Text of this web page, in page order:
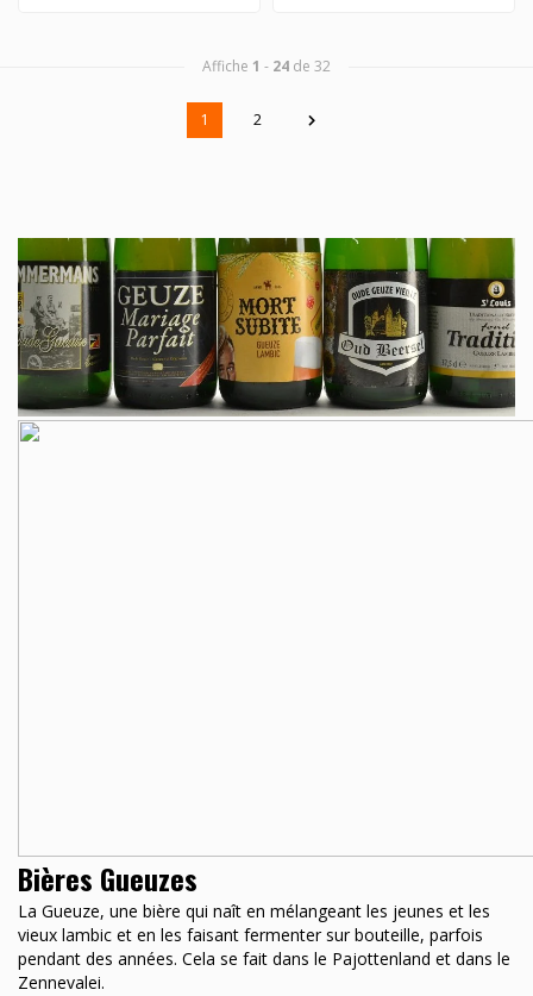
Affiche 1 - 24 de 32
1 2
Bières Gueuzes
La Gueuze, une bière qui naît en mélangeant les jeunes et les
vieux lambic et en les faisant fermenter sur bouteille, parfois
pendant des années. Cela se fait dans le Pajottenland et dans le
Zennevalei.